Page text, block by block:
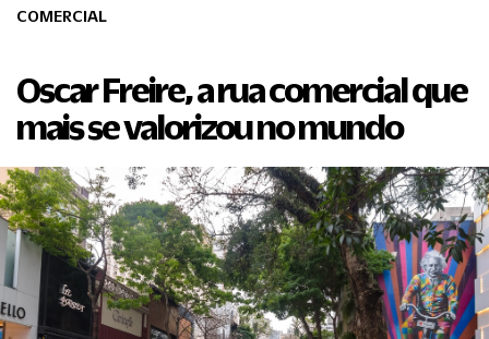
COMERCIAL
Oscar Freire, a rua comercial que
mais se valorizou no mundo